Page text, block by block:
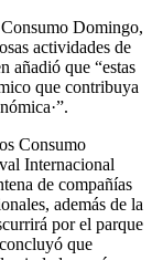
Domingo,
actividades de
añadió que “estas
que contribuya
Consumo
Internacional
de compañías
además de la
por el parque
que